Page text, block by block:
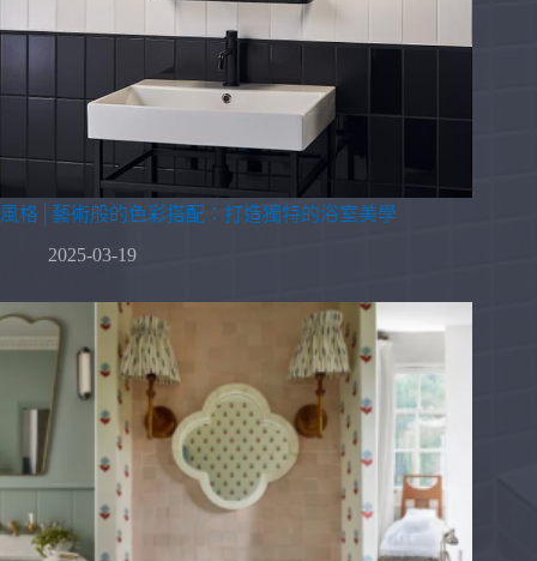
風格│藝術般的色彩搭配：打造獨特的浴室美學
2025-03-19